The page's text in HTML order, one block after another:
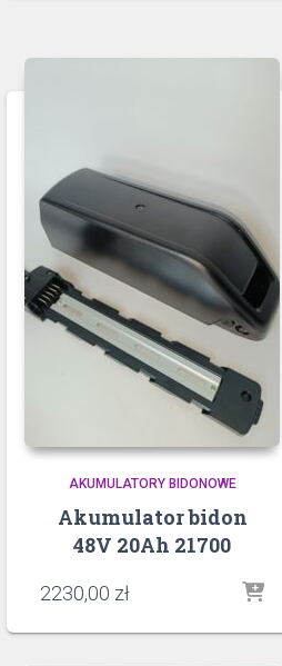
AKUMULATORY BIDONOWE
Akumulator bidon
48V 20Ah 21700
2230,00 zł